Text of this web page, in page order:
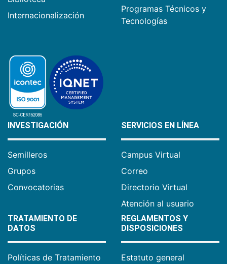
Internacionalización
Programas Técnicos y
Tecnologías
INVESTIGACIÓN
Semilleros
Grupos
Convocatorias
SERVICIOS EN LÍNEA
Campus Virtual
Correo
Directorio Virtual
Atención al usuario
TRATAMIENTO DE
DATOS
Políticas de Tratamiento
REGLAMENTOS Y
DISPOSICIONES
Estatuto general